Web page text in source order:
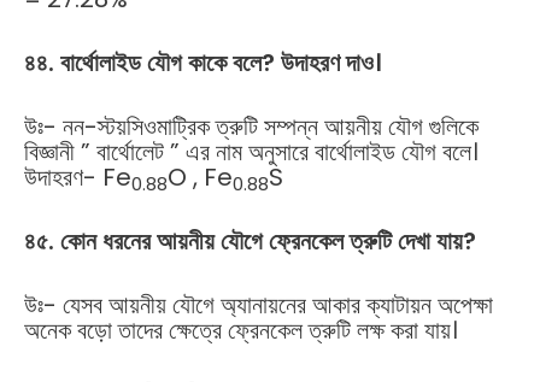
৪৪. বার্থোলাইড যৌগ কাকে বলে? উদাহরণ দাও।
উঃ- নন-স্টয়সিওমাট্রিক ত্রুটি সম্পন্ন আয়নীয় যৌগ গুলিকে
বিজ্ঞানী ” বার্থোলেট ” এর নাম অনুসারে বার্থোলাইড যৌগ বলে।
উদাহরণ- Fe0.88O , Fe0.88S
৪৫. কোন ধরনের আয়নীয় যৌগে ফ্রেনকেল ত্রুটি দেখা যায়?
উঃ- যেসব আয়নীয় যৌগে অ্যানায়নের আকার ক্যাটায়ন অপেক্ষা
অনেক বড়ো তাদের ক্ষেত্রে ফ্রেনকেল ত্রুটি লক্ষ করা যায়।